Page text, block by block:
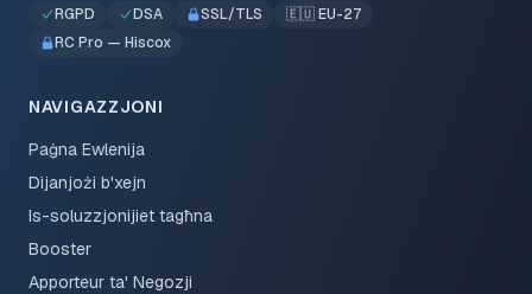
RGPD DSA SSL/TLS
🇪🇺 EU-27
RC Pro — Hiscox
NAVIGAZZJONI
Paġna Ewlenija
Dijanjożi b'xejn
Is-soluzzjonijiet tagħna
Booster
Apporteur ta' Negozji